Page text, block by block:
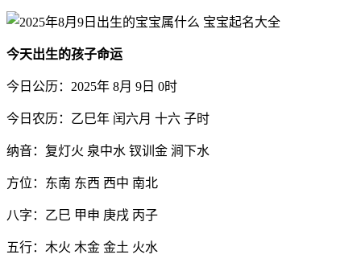
今天出生的孩子命运
今日公历：2025年 8月 9日 0时
今日农历：乙巳年 闰六月 十六 子时
纳音：复灯火 泉中水 钗训金 涧下水
方位：东南 东西 西中 南北
八字：乙巳 甲申 庚戌 丙子
五行：木火 木金 金土 火水